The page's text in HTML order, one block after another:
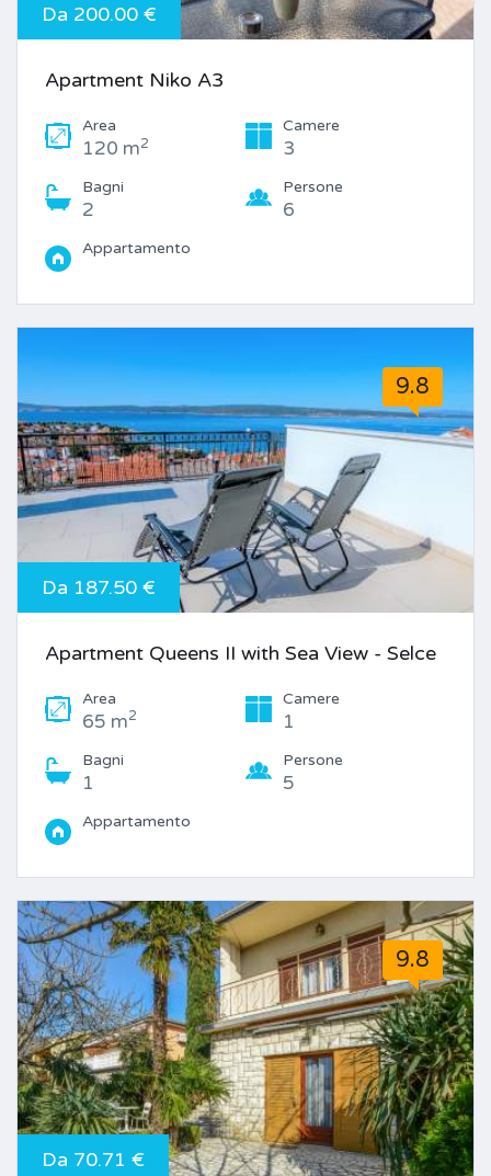
Da 200.00 €
Apartment Niko A3
Area
120 m2
Camere
3
Bagni
2
Persone
6
Appartamento
9.8
Da 187.50 €
Apartment Queens II with Sea View - Selce
Area
65 m2
Camere
1
Bagni
1
Persone
5
Appartamento
9.8
Da 70.71 €